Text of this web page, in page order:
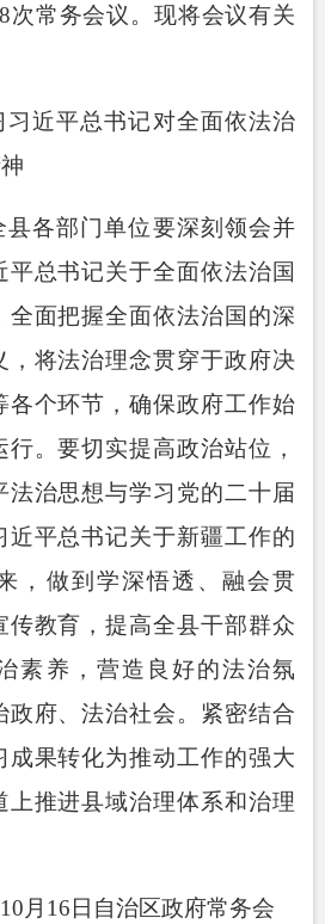
次常务会议 。 现将会议有关
习近平总书记对全面依法治
县各部门单位要深刻领会并
平总书记关于全面依法治国
全面把握全面依法治国的深
，将法治理念贯穿于政府决
各个环节，确保政府工作始
。要切实提高政治站位，
法治思想与学习党的二十届
近平总书记关于新疆工作的
，做到学深悟透、融会贯
传教育，提高全县干部群众
素养，营造良好的法治氛
政府、法治社会。紧密结合
成果转化为推动工作的强大
上推进县域治理体系和治理
10 月 16日自治区政府常务会